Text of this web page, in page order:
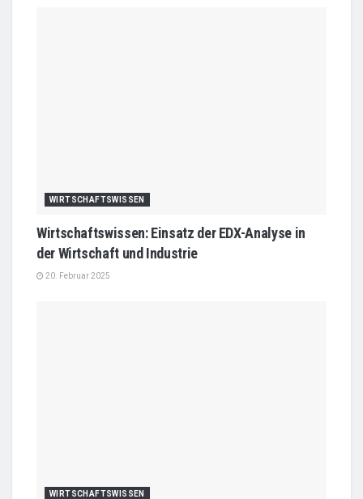
WIRTSCHAFTSWISSEN
Wirtschaftswissen: Einsatz der EDX-Analyse in
der Wirtschaft und Industrie
20. Februar 2025
WIRTSCHAFTSWISSEN